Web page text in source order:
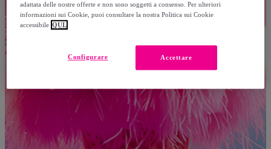
adattata delle nostre offerte e non sono soggetti a consenso. Per ulteriori
informazioni sui Cookie, puoi consultare la nostra Politica sui Cookie
accessibile QUI.
Accettare
Configurare